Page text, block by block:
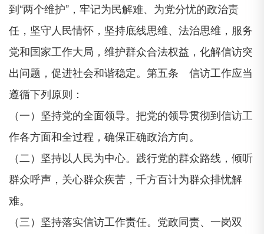
到“两个维护”，牢记为民解难、为党分忧的政治责
任，坚守人民情怀，坚持底线思维、法治思维，服务
党和国家工作大局，维护群众合法权益，化解信访突
出问题，促进社会和谐稳定。第五条 信访工作应当
遵循下列原则：
（一）坚持党的全面领导。把党的领导贯彻到信访工
作各方面和全过程，确保正确政治方向。
（二）坚持以人民为中心。践行党的群众路线，倾听
群众呼声，关心群众疾苦，千方百计为群众排忧解
难。
（三）坚持落实信访工作责任。党政同责、一岗双